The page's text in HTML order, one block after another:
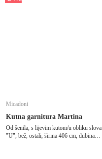
Micadoni
Kutna garnitura Martina
Od šenila, s lijevim kutom/u obliku slova
"U", bež, ostali, širina 406 cm, dubina